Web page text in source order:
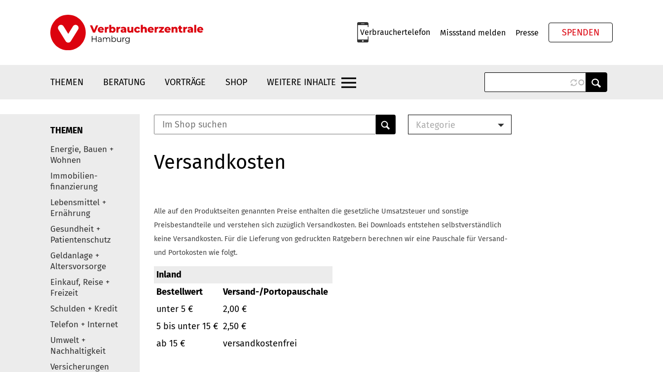
Verbrauchertelefon Missstand melden Presse SPENDEN
THEMEN BERATUNG VORTRÄGE SHOP WEITERE INHALTE
Elemente
THEMEN
Energie, Bauen +
Wohnen
Immobilien-
finanzierung
Lebensmittel +
Ernährung
Gesundheit +
Patientenschutz
Geldanlage +
Altersvorsorge
Einkauf, Reise +
Freizeit
Schulden + Kredit
Telefon + Internet
Umwelt +
Nachhaltigkeit
Versicherungen
Kategorie
Buch
Versandkosten
Alle auf den Produktseiten genannten Preise enthalten die gesetzliche Umsatzsteuer und sonstige
Preisbestandteile und verstehen sich zuzüglich Versandkosten. Bei Downloads entstehen selbstverständlich
keine Versandkosten. Für die Lieferung von gedruckten Ratgebern berechnen wir eine Pauschale für Versand-
und Portokosten wie folgt.
Inland
Bestellwert
Versand-/Portopauschale
unter 5 €
2,00 €
5 bis unter 15 € 2,50 €
ab 15 €
versandkostenfrei